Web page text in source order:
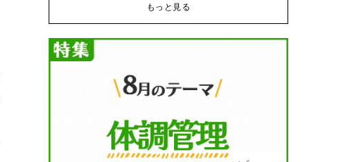
もっと見る